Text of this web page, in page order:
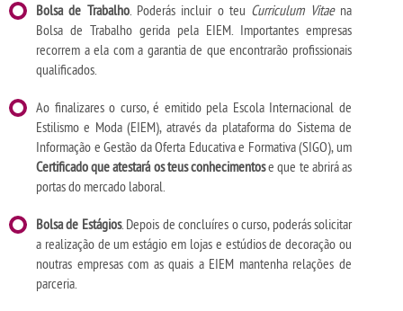
Bolsa de Trabalho. Poderás incluir o teu Curriculum Vitaena
Bolsa de Trabalho gerida pela EIEM. Importantes empresas
recorrem a ela com a garantia de que encontrarão profissionais
qualificados.
Ao finalizares o curso, é emitido pela Escola Internacional de
Estilismo e Moda (EIEM), através da plataforma do Sistema de
Informação e Gestão da Oferta Educativa e Formativa (SIGO), um
Certificado que atestará os teus conhecimentose que te abrirá as
portas do mercado laboral.
Bolsa de Estágios. Depois de concluíres o curso, poderás solicitar
a realização de um estágio em lojas e estúdios de decoração ou
noutras empresas com as quais a EIEM mantenha relações de
parceria.